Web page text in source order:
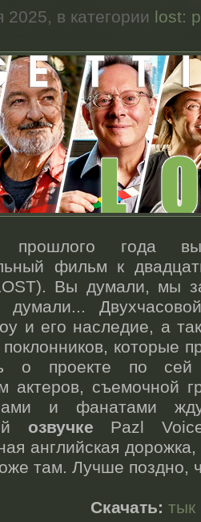
2025, в категории lost:
года
фильм к
Вы думали, мы
думали...
и его наследие, а
которые
о проекте по
актеров, съемочной
и фанатами
озвучке Pazl
английская
там. Лучше поздно,
Скачать:тык